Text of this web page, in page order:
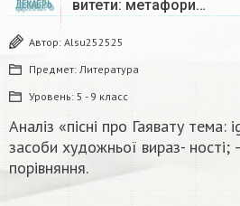
ДЕКАБРЬ
витети: метафори…
Автор: Alsu252525
Предмет: Литература
Уровень: 5 - 9 класс
Аналіз «пісні про Гаявату тема:
засоби художньої вираз-
порівняння.​